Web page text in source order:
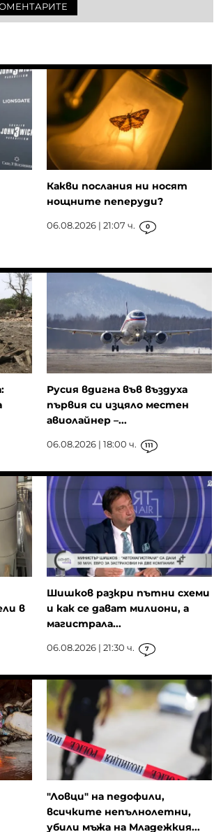
Какви послания ни носят
нощните пеперуди?
06.08.2026 | 21:07 ч. 0
Русия вдигна във въздуха
първия си изцяло местен
авиолайнер –...
06.08.2026 | 18:00 ч. 111
в
Шишков разкри пътни схеми
и как се дават милиони, а
магистрала...
06.08.2026 | 21:30 ч. 7
"Ловци" на педофили,
всичките непълнолетни,
убили мъжа на Младежкия...